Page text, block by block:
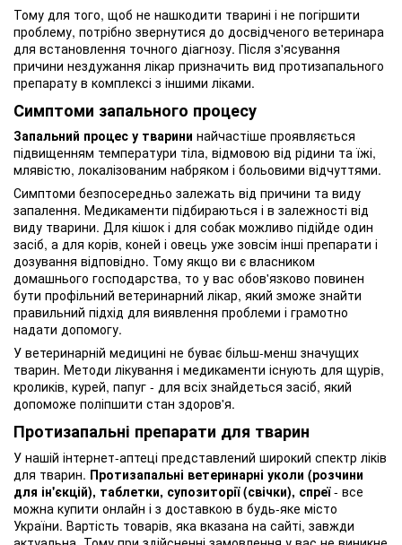
Тому для того, щоб не нашкодити тварині і не погіршити
проблему, потрібно звернутися до досвідченого ветеринара
для встановлення точного діагнозу. Після з'ясування
причини нездужання лікар призначить вид протизапального
препарату в комплексі з іншими ліками.
Симптоми запального процесу
Запальний процес у тварини найчастіше проявляється
підвищенням температури тіла, відмовою від рідини та їжі,
млявістю, локалізованим набряком і больовими відчуттями.
Симптоми безпосередньо залежать від причини та виду
запалення. Медикаменти підбираються і в залежності від
виду тварини. Для кішок і для собак можливо підійде один
засіб, а для корів, коней і овець уже зовсім інші препарати і
дозування відповідно. Тому якщо ви є власником
домашнього господарства, то у вас обов'язково повинен
бути профільний ветеринарний лікар, який зможе знайти
правильний підхід для виявлення проблеми і грамотно
надати допомогу.
У ветеринарній медицині не буває більш-менш значущих
тварин. Методи лікування і медикаменти існують для щурів,
кроликів, курей, папуг - для всіх знайдеться засіб, який
допоможе поліпшити стан здоров'я.
Протизапальні препарати для тварин
У нашій інтернет-аптеці представлений широкий спектр ліків
для тварин. Протизапальні ветеринарні уколи (розчини
для ін'єкцій), таблетки, супозиторії (свічки), спреї- все
можна купити онлайн і з доставкою в будь-яке місто
України. Вартість товарів, яка вказана на сайті, завжди